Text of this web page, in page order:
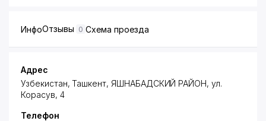
ИнфоОтзывы 0 Схема проезда
Адрес
Узбекистан,Ташкент, ЯШНАБАДСКИЙ РАЙОН,ул.
Корасув, 4
Телефон